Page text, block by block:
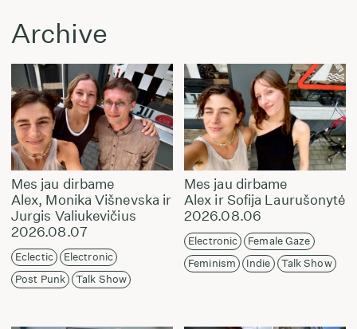
Archive
Mes jau dirbame
Alex, Monika Višnevska ir
Jurgis Valiukevičius
2026.08.07
Eclectic
Electronic
Post Punk
Talk Show
Mes jau dirbame
Alex ir Sofija Laurušonytė
2026.08.06
Electronic
Female Gaze
Feminism
Indie Talk Show